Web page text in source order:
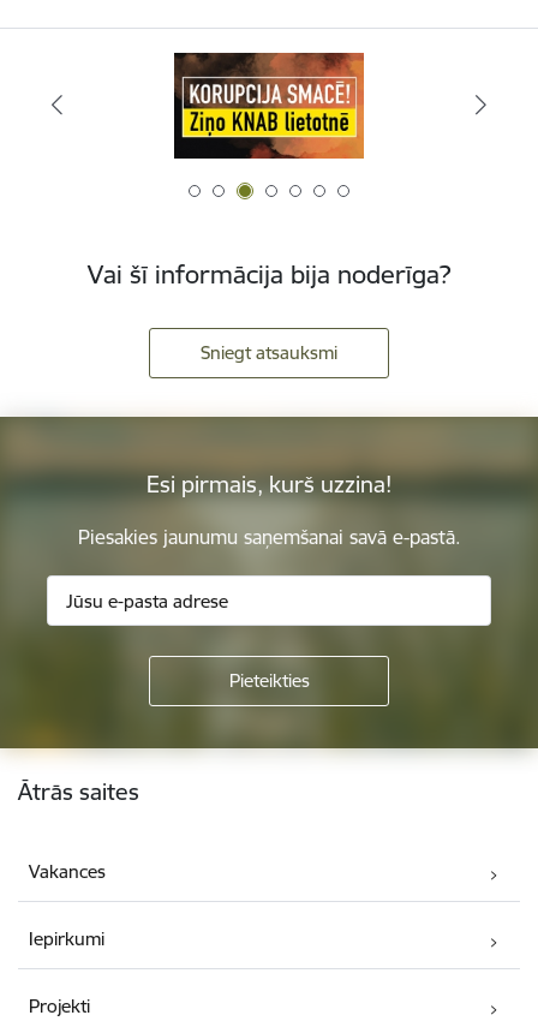
Vai šī informācija bija noderīga?
Sniegt atsauksmi
Esi pirmais, kurš uzzina!
Piesakies jaunumu saņemšanai savā e-pastā.
Kājene
Ātrās saites
Vakances
Iepirkumi
Projekti